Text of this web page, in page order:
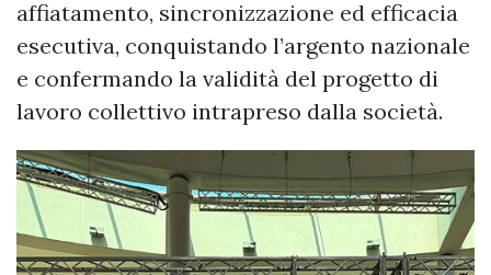
affiatamento, sincronizzazione ed efficacia
esecutiva, conquistando l’argento nazionale
e confermando la validità del progetto di
lavoro collettivo intrapreso dalla società.